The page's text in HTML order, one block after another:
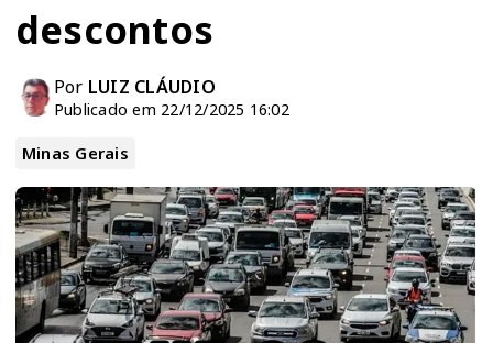
descontos
Por LUIZ CLÁUDIO
Publicado em 22/12/2025 16:02
Minas Gerais